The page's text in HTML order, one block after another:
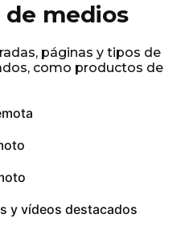
medios
páginas y tipos de
como productos de
y vídeos destacados